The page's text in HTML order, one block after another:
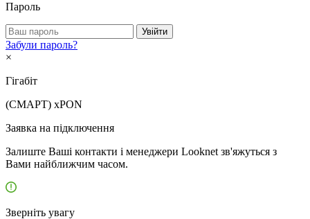
Пароль
Увійти
Забули пароль?
×
Гігабіт
(СМАРТ) xPON
Заявка на підключення
Залиште Ваші контакти і менеджери Looknet зв'яжуться з
Вами найближчим часом.
Зверніть увагу